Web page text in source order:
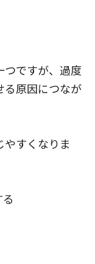
ですが、過度
る原因につなが
すくなりま